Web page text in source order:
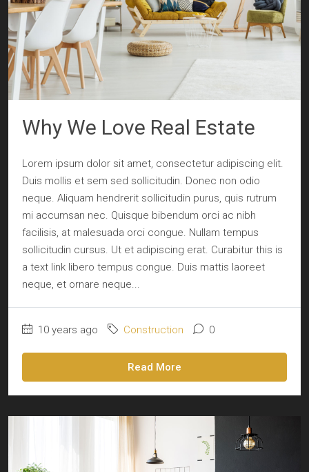
Why We Love Real Estate
Lorem ipsum dolor sit amet, consectetur adipiscing elit.
Duis mollis et sem sed sollicitudin. Donec non odio
neque. Aliquam hendrerit sollicitudin purus, quis rutrum
mi accumsan nec. Quisque bibendum orci ac nibh
facilisis, at malesuada orci congue. Nullam tempus
sollicitudin cursus. Ut et adipiscing erat. Curabitur this is
a text link libero tempus congue. Duis mattis laoreet
neque, et ornare neque...
10 years ago Construction 0
Read More